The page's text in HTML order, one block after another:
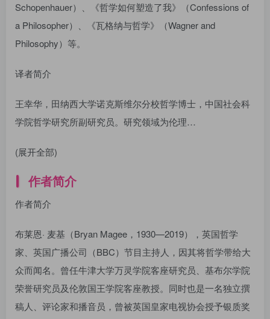
Schopenhauer）、《哲学如何塑造了我》（Confessions of
a Philosopher）、《瓦格纳与哲学》（Wagner and
Philosophy）等。
译者简介
王幸华，田纳西大学诺克斯维尔分校哲学博士，中国社会科
学院哲学研究所副研究员。研究领域为伦理…
(展开全部)
作者简介
作者简介
布莱恩· 麦基（Bryan Magee，1930—2019），英国哲学
家、英国广播公司（BBC）节目主持人，因其将哲学带给大
众而闻名。曾任牛津大学万灵学院客座研究员、基布尔学院
荣誉研究员及伦敦国王学院客座教授。同时也是一名独立撰
稿人、评论家和播音员，曾被英国皇家电视协会授予银质奖